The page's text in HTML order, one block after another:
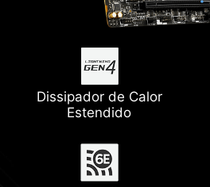
Dissipador de Calor
Estendido